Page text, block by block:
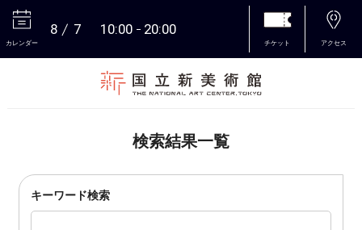
カレンダー
8 7 10:00 20:00
チケット アクセス
検索結果一覧
キーワード検索